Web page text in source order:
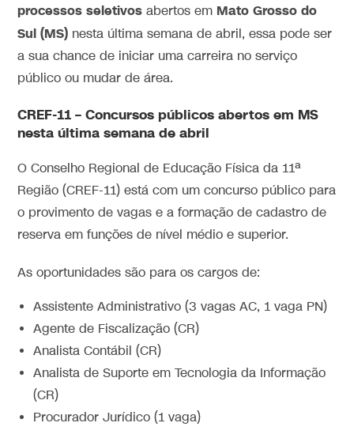
processos seletivos abertos em Mato Grosso do
Sul (MS) nesta última semana de abril, essa pode ser
a sua chance de iniciar uma carreira no serviço
público ou mudar de área.
CREF-11 – Concursos públicos abertos em MS
nesta última semana de abril
O Conselho Regional de Educação Física da 11ª
Região (CREF-11) está com um concurso público para
o provimento de vagas e a formação de cadastro de
reserva em funções de nível médio e superior.
As oportunidades são para os cargos de:
Assistente Administrativo (3 vagas AC, 1 vaga PN)
Agente de Fiscalização (CR)
Analista Contábil (CR)
Analista de Suporte em Tecnologia da Informação
(CR)
Procurador Jurídico (1 vaga)